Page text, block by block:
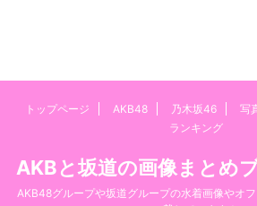
トップページ AKB48 乃木坂46 写
ランキング
AKBと坂道の画像まとめ
AKB48グループや坂道グループの水着画像やオ